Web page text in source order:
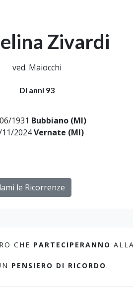
Zivardi
ved. Maiocchi
Di anni 93
1931 Bubbiano (MI)
2024Vernate (MI)
le Ricorrenze
CHE PARTECIPERANNO ALLA
PENSIERO DI RICORDO .